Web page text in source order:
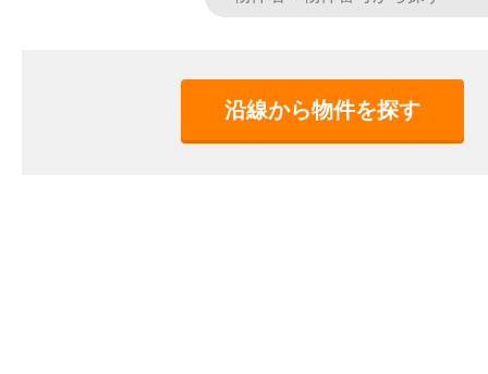
沿線から物件を探す